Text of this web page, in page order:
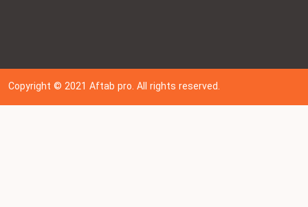
Copyright © 202 1Aftab pro. All rights reserved.